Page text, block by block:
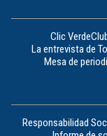
Clic Verde
La entrevista de
Mesa de
Responsabilidad